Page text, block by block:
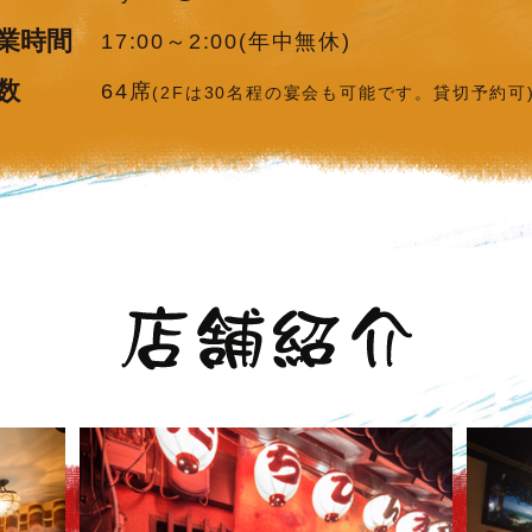
時間 17:00～2:00(年中無休)
64席(2Fは30名程の宴会も可能です。貸切予約可